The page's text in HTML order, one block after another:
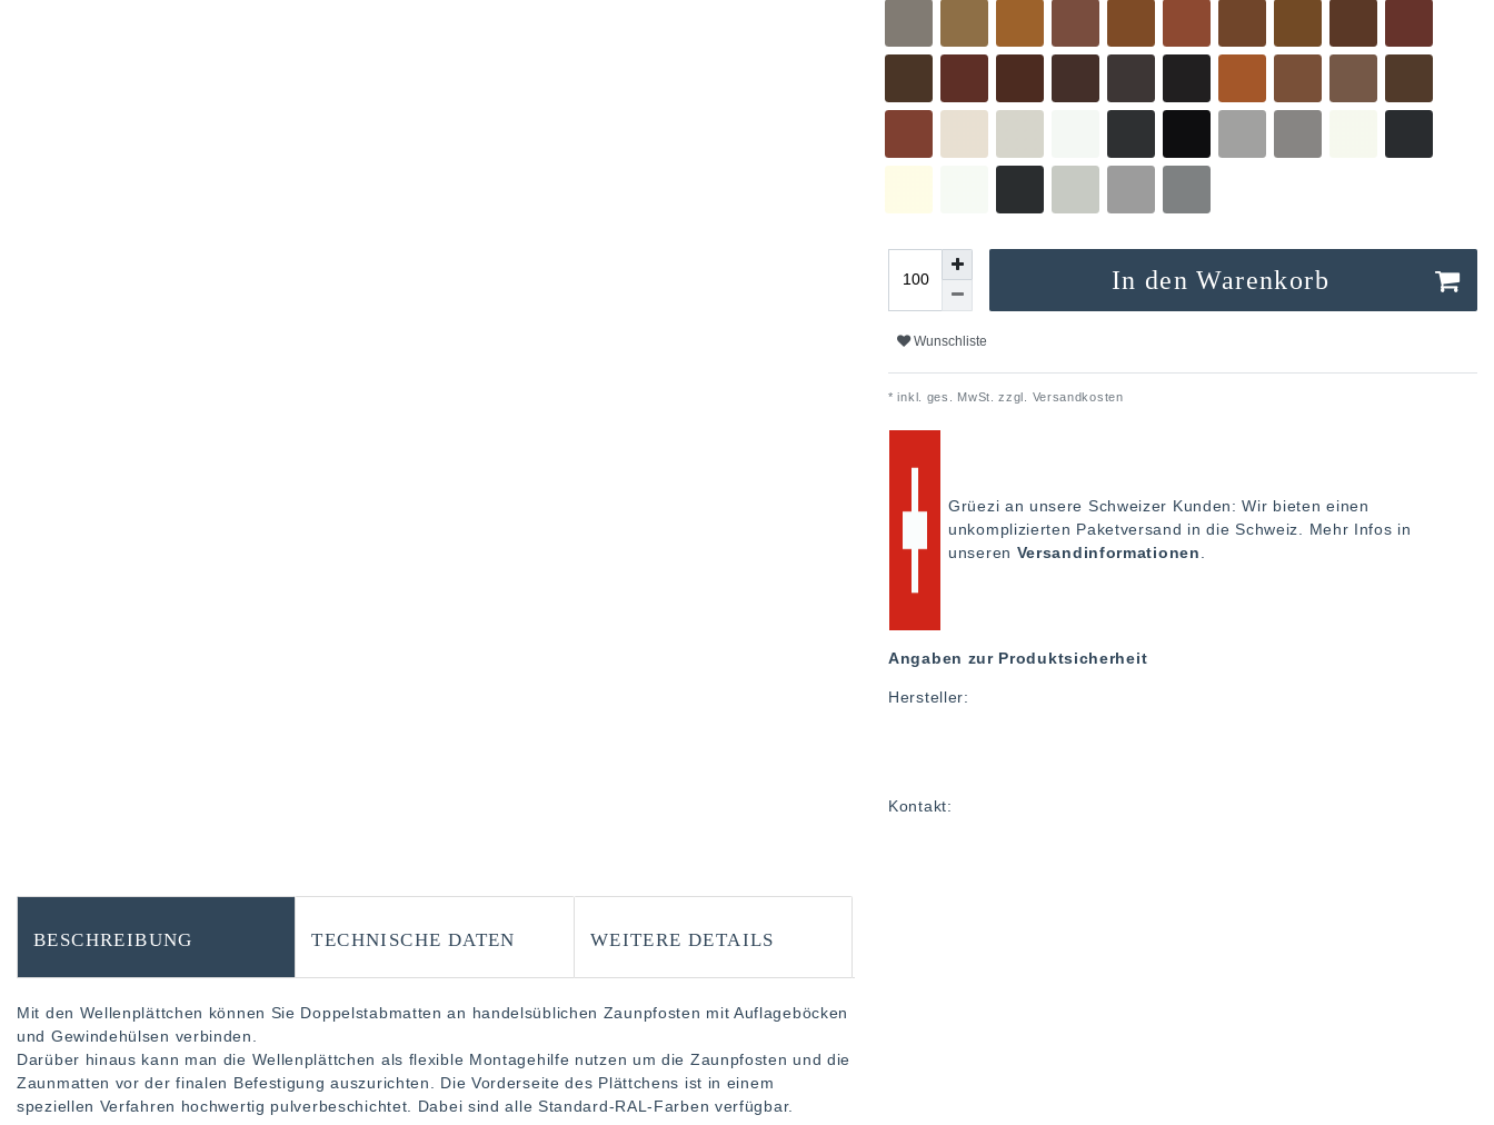
In den Warenkorb
Wunschliste
* inkl. ges. MwSt. zzgl. Versandkosten
Grüezi an unsere Schweizer Kunden: Wir bieten einen
unkomplizierten Paketversand in die Schweiz. Mehr Infos in
unseren Versandinformationen
Angaben zur Produktsicherheit
Hersteller:
Kontakt:
BESCHREIBUNG TECHNISCHE DATEN WEITERE DETAILS
Mit den Wellenplättchen können Sie Doppelstabmatten an handelsüblichen Zaunpfosten mit Auflageböcken
und Gewindehülsen verbinden.
Darüber hinaus kann man die Wellenplättchen als flexible Montagehilfe nutzen um die Zaunpfosten und die
Zaunmatten vor der finalen Befestigung auszurichten. Die Vorderseite des Plättchens ist in einem
speziellen Verfahren hochwertig pulverbeschichtet. Dabei sind alle Standard-RAL-Farben verfügbar.